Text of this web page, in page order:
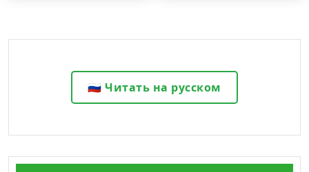
🇷🇺 Читать на русском